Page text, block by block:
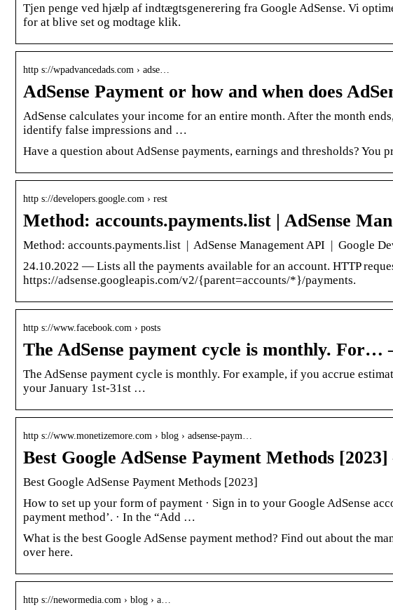
Tjen penge ved hjælp af indtægtsgenerering fra Google AdSense. Vi
for at blive set og modtage klik.
http s://wpadvancedads.com › adse…
AdSense Payment or how and when does
AdSense calculates your income for an entire month. After the month
identify false impressions and …
Have a question about AdSense payments, earnings and thresholds?
http s://developers.google.com › rest
Method: accounts.payments.list | AdSense
Method: accounts.payments.list | AdSense Management API | Google
24.10.2022 — Lists all the payments available for an account. HTTP
https://adsense.googleapis.com/v2/{parent=accounts/*}/payments.
http s://www.facebook.com › posts
The AdSense payment cycle is monthly. For…
The AdSense payment cycle is monthly. For example, if you accrue
your January 1st-31st …
http s://www.monetizemore.com › blog › adsense-paym…
Best Google AdSense Payment Methods
Best Google AdSense Payment Methods [2023]
How to set up your form of payment · Sign in to your Google AdSense
payment method’. · In the “Add …
What is the best Google AdSense payment method? Find out about the
over here.
http s://newormedia.com › blog › a…